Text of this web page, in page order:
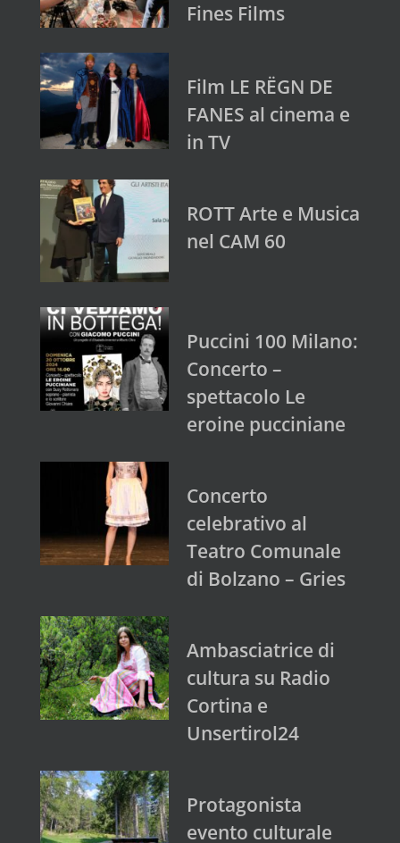
Fines Films
Film LE RËGN DE
FANES al cinema e
in TV
ROTT Arte e Musica
nel CAM 60
Puccini 100 Milano:
Concerto –
spettacolo Le
eroine pucciniane
Concerto
celebrativo al
Teatro Comunale
di Bolzano – Gries
Ambasciatrice di
cultura su Radio
Cortina e
Unsertirol24
Protagonista
evento culturale